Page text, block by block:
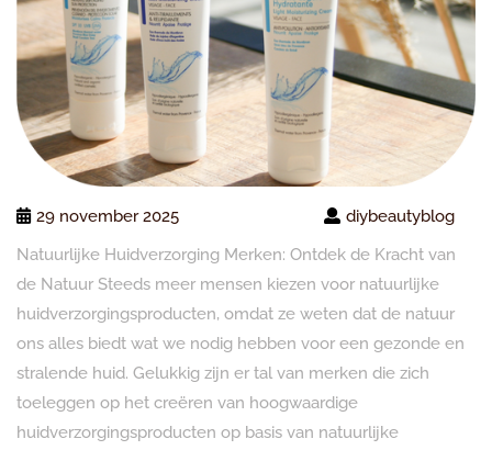
29 november 2025
diybeautyblog
Natuurlijke Huidverzorging Merken: Ontdek de Kracht van
de Natuur Steeds meer mensen kiezen voor natuurlijke
huidverzorgingsproducten, omdat ze weten dat de natuur
ons alles biedt wat we nodig hebben voor een gezonde en
stralende huid. Gelukkig zijn er tal van merken die zich
toeleggen op het creëren van hoogwaardige
huidverzorgingsproducten op basis van natuurlijke